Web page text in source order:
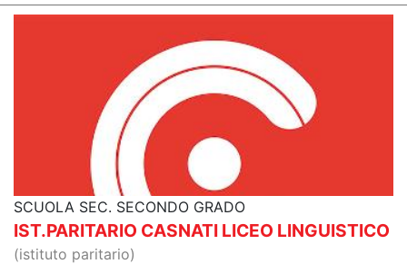
SCUOLA SEC. SECONDO GRADO
IST.PARITARIO CASNATI LICEO LINGUISTICO
(istituto paritario)